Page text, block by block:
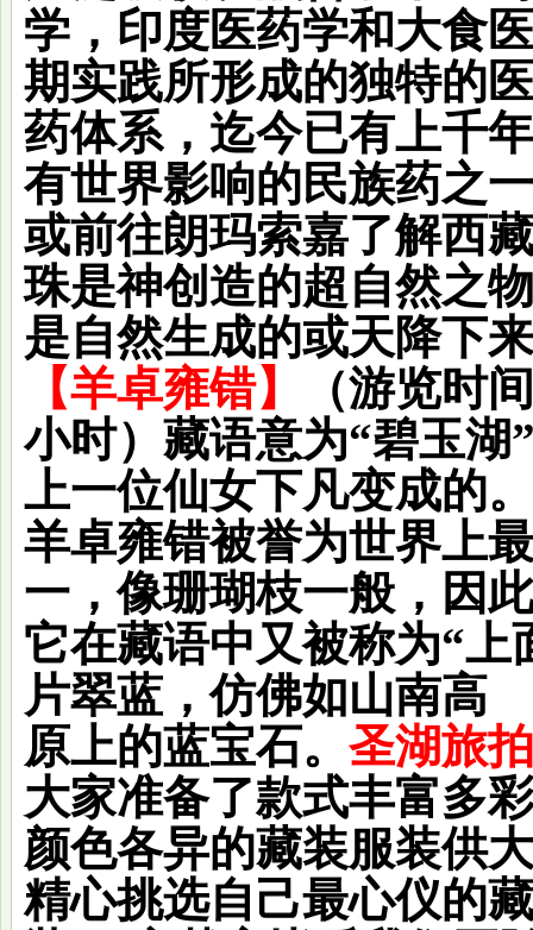
学，印度医药学和大食
期实践所形成的独特的医
药体系，迄今已有上千
有世界影响的民族药之
或前往朗玛索嘉了解西
珠是神创造的超自然之
是自然生成的或天降下
【羊卓雍错】
（游览时
小时）藏语意为“碧玉
上一位仙女下凡变成的。
羊卓雍错被誉为世界上
一，像珊瑚枝一般，因此
它在藏语中又被称为“
片翠蓝，仿佛如山南高
原上的蓝宝石。 圣湖旅拍
大家准备了款式丰富多
颜色各异的藏装服装供
精心挑选自己最心仪的藏